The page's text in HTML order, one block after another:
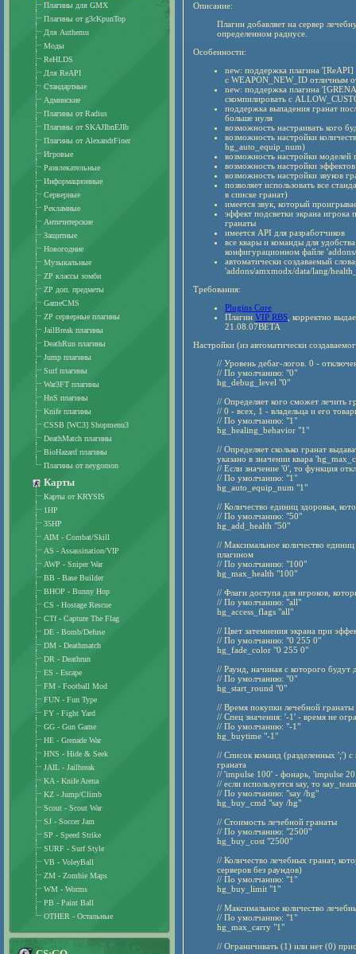
Описание:
Плагин добавляет на сервер
определенном радиусе.
Особенности:
new: поддержка плагина
с WEAPON_NEW_ID отличным
new: поддержка плагина
скомпилировать с
поддержка выпадения гранат
больше нуля
возможность настраивать кого
возможность настройки
hg_auto_equip_num)
возможность настройки моделей
возможность настройки
возможность настройки звуков
позволяет использовать все
в списке гранат)
имеется звук, который
эффект подсветки экрана
гранаты
имеется API для разработчиков
все квары и команды для
конфигурационном файле
автоматически создаваемый
'addons/amxmodx/data/lang/
Требования:
Plugins Core
Плагин VIP RBS , корректно
21.08.07BETA
Настройки (из автоматически
// Уровень дебаг-логов. 0 -
// По умолчанию: "0"
hg_debug_level "0"
// Определяет кого сможет лечить
// 0 - всех, 1 - владельца и его
// По умолчанию: "1"
hg_healing_behavior "1"
// Определяет сколько гранат
указано в значении квара
// Если значение '0', то функция
// По умолчанию: "1"
hg_auto_equip_num "1"
// Количество единиц здоровья,
// По умолчанию: "50"
hg_add_health "50"
// Максимальное количество
плагином
// По умолчанию: "100"
hg_max_health "100"
// Флаги доступа для игроков,
// По умолчанию: "all"
hg_access_flags "all"
// Цвет затемнения экрана при
// По умолчанию: "0 255 0"
hg_fade_color "0 255 0"
// Раунд, начиная с которого будут
// По умолчанию: "0"
hg_start_round "0"
// Время покупки лечебной
// Спец значения: '-1' - время не
// По умолчанию: "-1"
hg_buytime "-1"
// Список команд (разделенных ';')
граната
// 'impulse 100' - фонарь, 'impulse
// если используется say, то
// По умолчанию: "say /hg"
hg_buy_cmd "say /hg"
// Стоимость лечебной гранаты
// По умолчанию: "2500"
hg_buy_cost "2500"
// Количество лечебных гранат,
серверов без раундов)
// По умолчанию: "1"
hg_buy_limit "1"
// Максимальное количество
// По умолчанию: "1"
hg_max_carry "1"
// Ограничивать (1) или нет (0)
Плагины для GMX
Плагины от g3cKpunTop
Для Authemu
Моды
ReHLDS
Для ReAPI
Стандартные
Админские
Плагины от Radius
Плагины от SKAJIbnEJIb
Плагины от AlexandrFiner
Игровые
Развлекательные
Информационные
Серверные
Рекламные
Античитерские
Защитные
Новогодние
Музыкальные
ZP классы зомби
ZP доп. предметы
GameCMS
ZP серверные плагины
JailBreak плагины
DeathRun плагины
Jump плагины
Surf плагины
War3FT плагины
HnS плагины
Knife плагины
CSSB [WC3] Shopmenu3
DeathMatch плагины
BioHazard плагины
Плагины от neygomon
Карты
Карты от KRYSIS
1HP
35HP
AIM - Combat/Skill
AS - Assassination/VIP
AWP - Sniper War
BB - Base Builder
BHOP - Bunny Hop
CS - Hostage Rescue
CTf - Capture The Flag
DE - Bomb/Defuse
DM - Deathmatch
DR - Deathrun
ES - Escape
FM - Football Mod
FUN - Fun Type
FY - Fight Yard
GG - Gun Game
HE - Grenade War
HNS - Hide & Seek
JAIL - Jailbreak
KA - Knife Arena
KZ - Jump/Climb
Scout - Scout War
SJ - Soccer Jam
SP - Speed Strike
SURF - Surf Style
VB - VoleyBall
ZM - Zombie Maps
WM - Worms
PB - Paint Ball
OTHER - Остальные